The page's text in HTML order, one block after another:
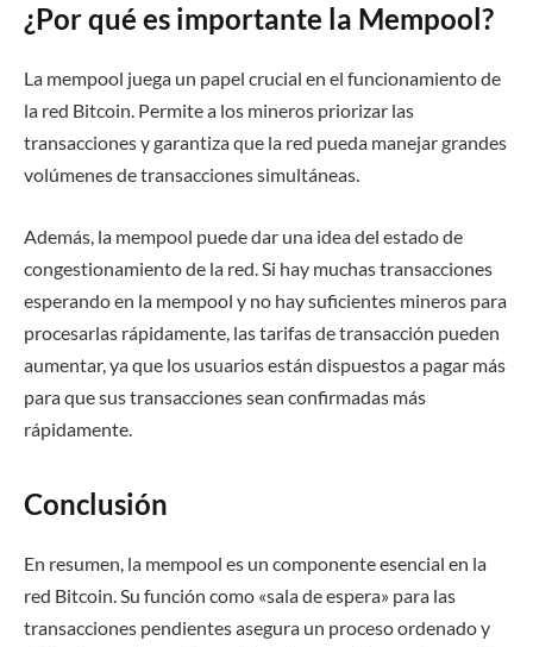
¿Por qué es importante la Mempool?
La mempool juega un papel crucial en el funcionamiento de
la red Bitcoin. Permite a los mineros priorizar las
transacciones y garantiza que la red pueda manejar grandes
volúmenes de transacciones simultáneas.
Además, la mempool puede dar una idea del estado de
congestionamiento de la red. Si hay muchas transacciones
esperando en la mempool y no hay suficientes mineros para
procesarlas rápidamente, las tarifas de transacción pueden
aumentar, ya que los usuarios están dispuestos a pagar más
para que sus transacciones sean confirmadas más
rápidamente.
Conclusión
En resumen, la mempool es un componente esencial en la
red Bitcoin. Su función como «sala de espera» para las
transacciones pendientes asegura un proceso ordenado y